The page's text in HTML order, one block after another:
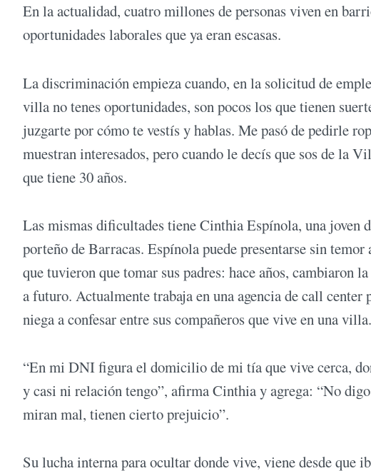
En la actualidad, cuatro millones de personas viven en
oportunidades laborales que ya eran escasas.
La discriminación empieza cuando, en la solicitud de
villa no tenes oportunidades, son pocos los que tienen
juzgarte por cómo te vestís y hablas. Me pasó de pedirle
muestran interesados, pero cuando le decís que sos de la
que tiene 30 años.
Las mismas dificultades tiene Cinthia Espínola, una joven
porteño de Barracas. Espínola puede presentarse sin
que tuvieron que tomar sus padres: hace años, cambiaron
a futuro. Actualmente trabaja en una agencia de call center
niega a confesar entre sus compañeros que vive en una villa.
“En mi DNI figura el domicilio de mi tía que vive cerca,
y casi ni relación tengo”, afirma Cinthia y agrega: “No
miran mal, tienen cierto prejuicio”.
Su lucha interna para ocultar donde vive, viene desde que